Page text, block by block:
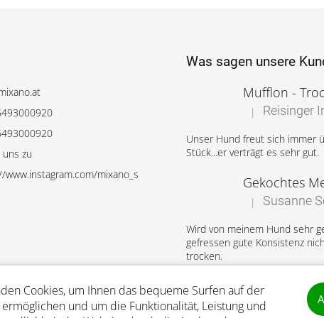
Cookies, um Ihnen das bequeme Surfen auf der
und um die Funktionalität, Leistung und
uns zu
www.instagram.com/mixano_s
Was sagen unsere
Die
| Reisinger
Unser Hund freut sich immer
Stück...er verträgt es sehr gut.
Die
| Susanne
Wird von meinem Hund sehr
gefressen gute Konsistenz
trocken.
Probierpaket
Die
| Katharina